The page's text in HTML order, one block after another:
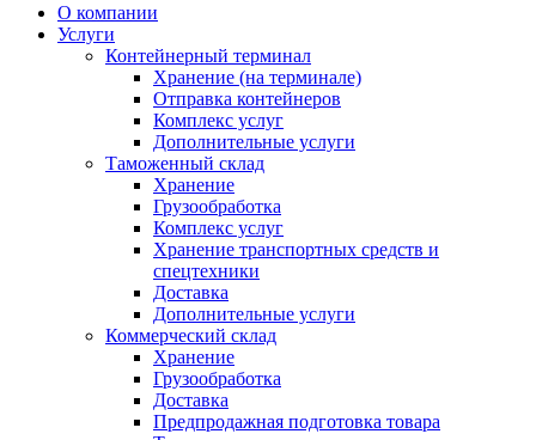
О компании
Услуги
Контейнерный терминал
Хранение (на терминале)
Отправка контейнеров
Комплекс услуг
Дополнительные услуги
Таможенный склад
Хранение
Грузообработка
Комплекс услуг
Хранение транспортных средств и
спецтехники
Доставка
Дополнительные услуги
Коммерческий склад
Хранение
Грузообработка
Доставка
Предпродажная подготовка товара